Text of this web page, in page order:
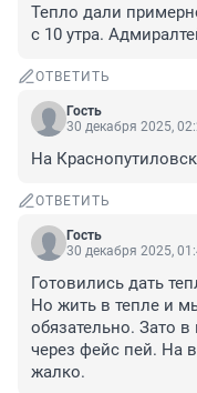
Тепло дали
с 10 утра.
ОТВЕТИТЬ
Гость
30 декабря 2025,
На
ОТВЕТИТЬ
Гость
30 декабря 2025,
Готовились дать
Но жить в тепле и
обязательно. Зато
через фейс пей. На
жалко.